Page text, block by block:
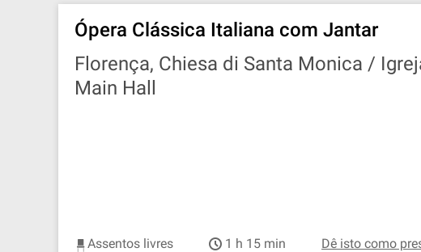
Ópera Clássica Italiana com Jantar
Florença, Chiesa di Santa Monica /
Main Hall
Assentos livres 1 h 15 min Dê isto como